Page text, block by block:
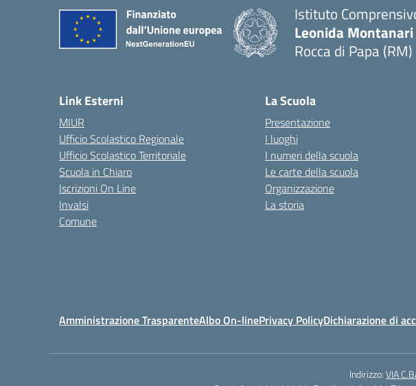
Istituto
Leonida Montanari
Rocca di Papa (RM)
Link Esterni
MIUR
Ufficio Scolastico Regionale
Ufficio Scolastico Territoriale
Scuola in Chiaro
Iscrizioni On Line
Invalsi
Comune
La Scuola
Presentazione
I luoghi
I numeri della scuola
Le carte della scuola
Organizzazione
La storia
Amministrazione TrasparenteAlbo On-linePrivacy PolicyDichiarazione di
Indirizzo:VIA